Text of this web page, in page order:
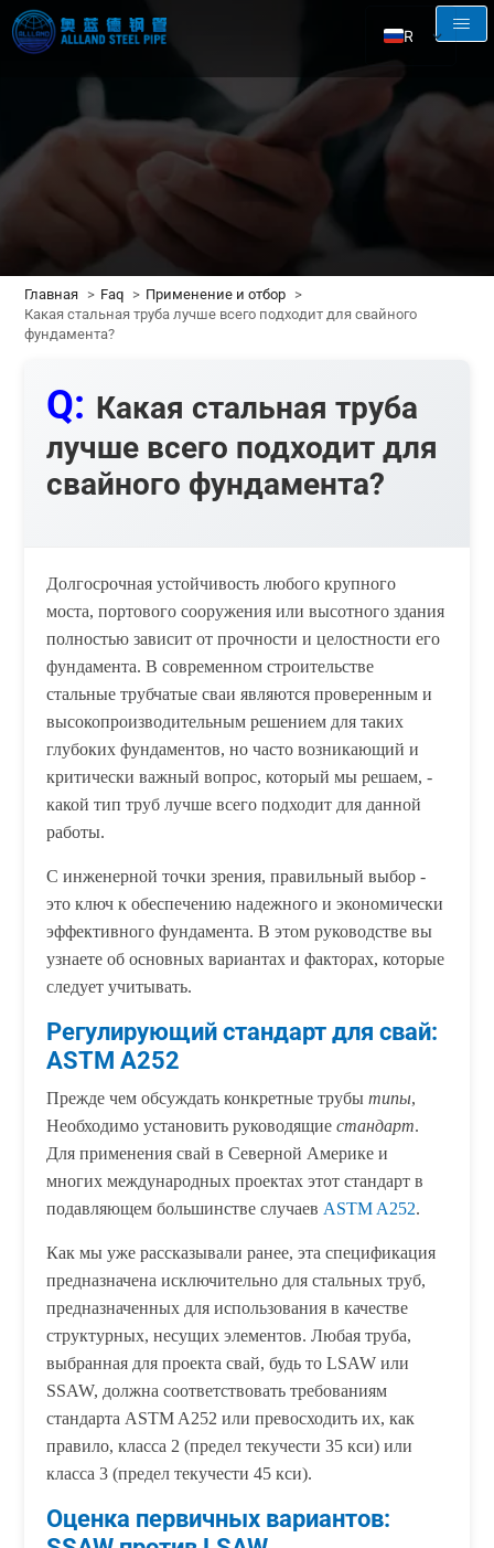
AR
Главная Faq
Применение и отбор
Какая стальная труба лучше всего подходит для свайного
фундамента?
Q: Какая стальная труба
лучше всего подходит для
свайного фундамента?
Долгосрочная устойчивость любого крупного
моста, портового сооружения или высотного здания
полностью зависит от прочности и целостности его
фундамента. В современном строительстве
стальные трубчатые сваи являются проверенным и
высокопроизводительным решением для таких
глубоких фундаментов, но часто возникающий и
критически важный вопрос, который мы решаем, -
какой тип труб лучше всего подходит для данной
работы.
С инженерной точки зрения, правильный выбор -
это ключ к обеспечению надежного и экономически
эффективного фундамента. В этом руководстве вы
узнаете об основных вариантах и факторах, которые
следует учитывать.
Регулирующий стандарт для свай:
ASTM A252
Прежде чем обсуждать конкретные трубытипы,
Необходимо установить руководящиестандарт.
Для применения свай в Северной Америке и
многих международных проектах этот стандарт в
подавляющем большинстве случаев ASTM A252.
Как мы уже рассказывали ранее, эта спецификация
предназначена исключительно для стальных труб,
предназначенных для использования в качестве
структурных, несущих элементов. Любая труба,
выбранная для проекта свай, будь то LSAW или
SSAW, должна соответствовать требованиям
стандарта ASTM A252 или превосходить их, как
правило, класса 2 (предел текучести 35 кси) или
класса 3 (предел текучести 45 кси).
Оценка первичных вариантов: